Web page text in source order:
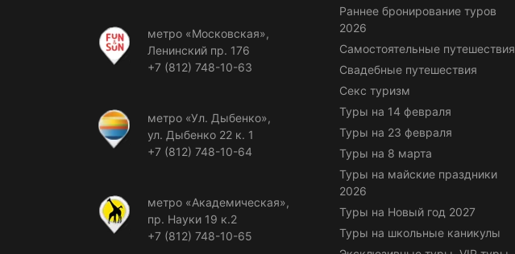
метро «Московская»,
Ленинский пр. 176
+7 (812) 748-10-63
метро «Ул. Дыбенко»,
ул. Дыбенко 22 к. 1
+7 (812) 748-10-64
метро «Академическая»,
пр. Науки 19 к.2
+7 (812) 748-10-65
Раннее бронирование туров
2026
Самостоятельные путешествия
Свадебные путешествия
Секс туризм
Туры на 14 февраля
Туры на 23 февраля
Туры на 8 марта
Туры на майские праздники
2026
Туры на Новый год 2027
Туры на школьные каникулы